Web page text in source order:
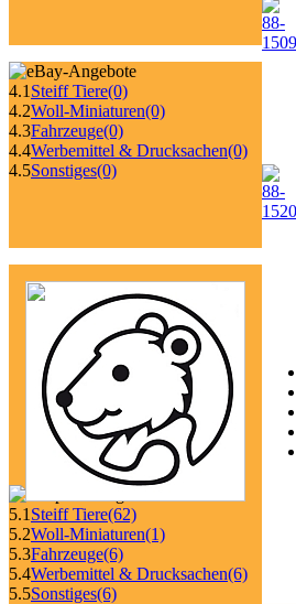
4.1 Steiff Tiere(0)
4.2Woll-Miniaturen(0)
4.3Fahrzeuge(0)
4.4Werbemittel & Drucksachen(0)
4.5Sonstiges(0)
5.1 Steiff Tiere(62)
5.2Woll-Miniaturen(1)
5.3Fahrzeuge(6)
5.4Werbemittel & Drucksachen(6)
5.5Sonstiges(6)